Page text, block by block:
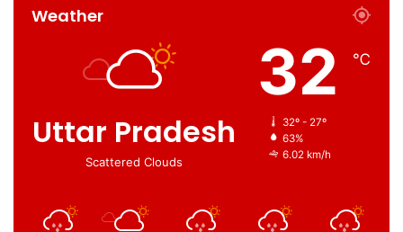
Weather
Uttar Pradesh
Scattered Clouds
32 ℃
32º - 27º
63%
6.02 km/h